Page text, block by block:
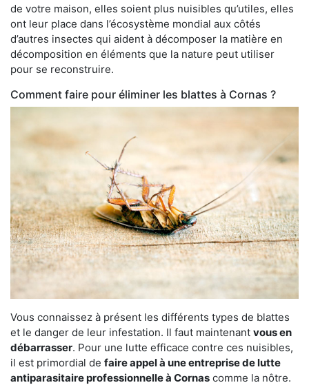
de votre maison, elles soient plus nuisibles qu’utiles, elles
ont leur place dans l’écosystème mondial aux côtés
d’autres insectes qui aident à décomposer la matière en
décomposition en éléments que la nature peut utiliser
pour se reconstruire.
Comment faire pour éliminer les blattes à Cornas ?
Vous connaissez à présent les différents types de blattes
et le danger de leur infestation. Il faut maintenant vous en
débarrasser. Pour une lutte efficace contre ces nuisibles,
il est primordial de faire appel à une entreprise de lutte
antiparasitaire professionnelle à Cornas comme la nôtre.